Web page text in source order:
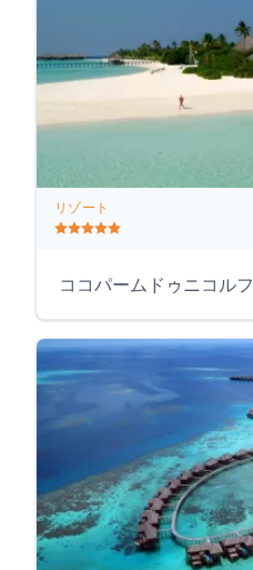
リゾート
ココパームドゥニコルフ